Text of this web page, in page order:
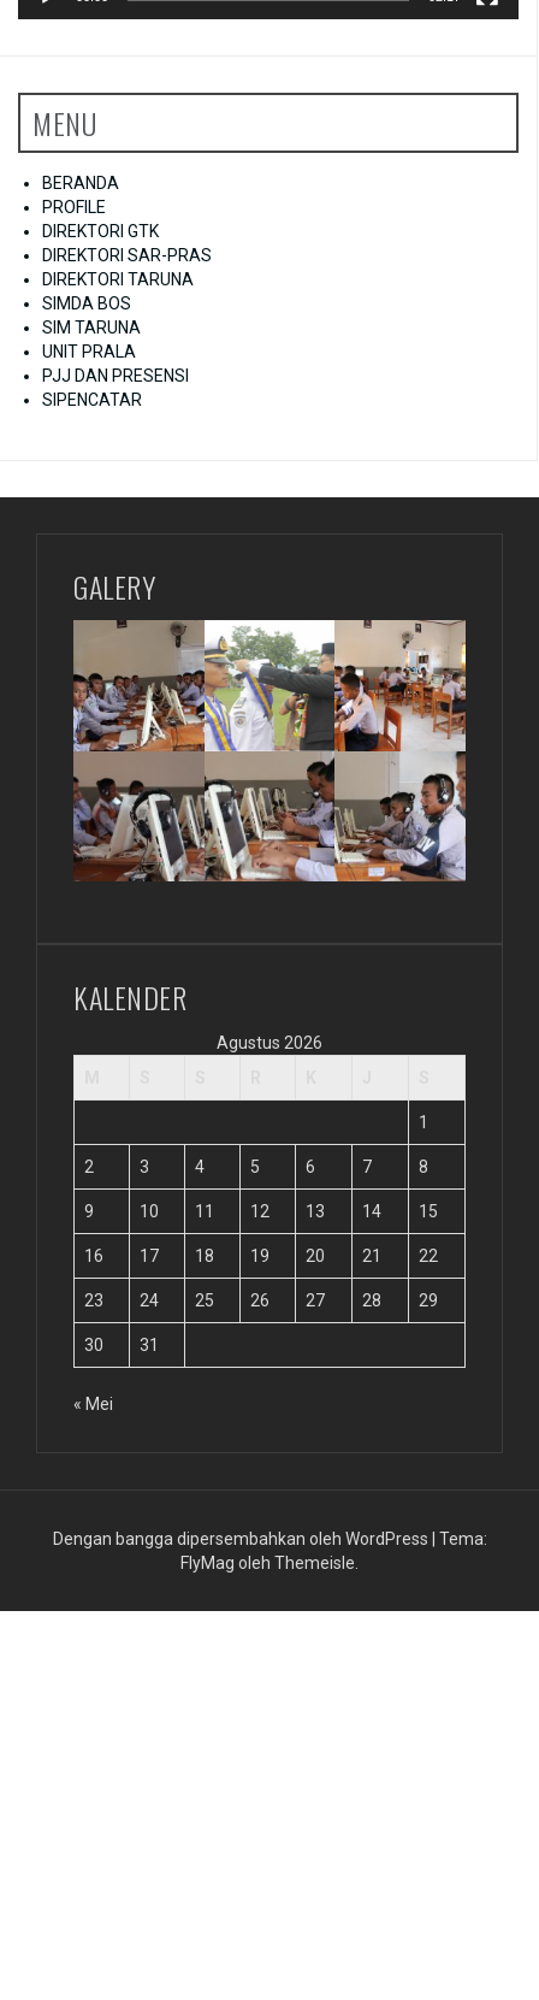
MENU
BERANDA
PROFILE
DIREKTORI GTK
DIREKTORI SAR-PRAS
DIREKTORI TARUNA
SIMDA BOS
SIM TARUNA
UNIT PRALA
PJJ DAN PRESENSI
SIPENCATAR
GALERY
KALENDER
Agustus 2026
1
2 3 4 5 6 7 8
9 10 11 12 13 14 15
16 17 18 19 20 21 22
23 24 25 26 27 28 29
30 31
« Mei
Dengan bangga dipersembahkan oleh WordPress
Tema:
FlyMag oleh Themeisle.